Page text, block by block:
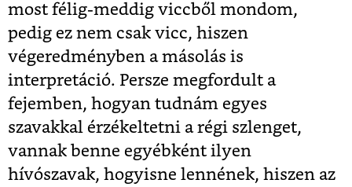
most félig-meddig viccből mondom,
pedig ez nem csak vicc, hiszen
végeredményben a másolás is
interpretáció. Persze megfordult a
fejemben, hogyan tudnám egyes
szavakkal érzékeltetni a régi szlenget,
vannak benne egyébként ilyen
hívószavak, hogyisne lennének, hiszen az